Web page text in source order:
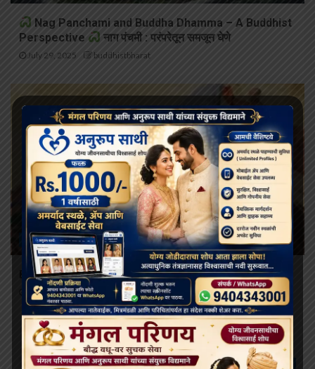
Nag Panchami and Buddha Dhamma – A Buddhist
Perspective
नाग पंचमी : परंपरेतून समजून घेणे
July 29, 2025 buddhistbharat
BUDDHIST STORY
Buddhist Story देवदत्ताचे षड्यंत्र आणि बुद्धांची करुणा
July 25, 2025 buddhistbharat